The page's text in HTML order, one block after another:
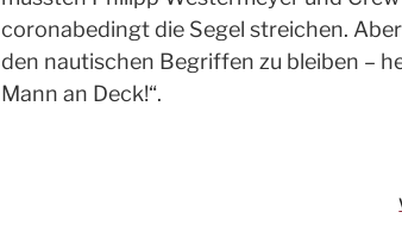
coronabedingt die Segel streichen.
den nautischen Begriffen zu bleiben –
Mann an Deck!“.